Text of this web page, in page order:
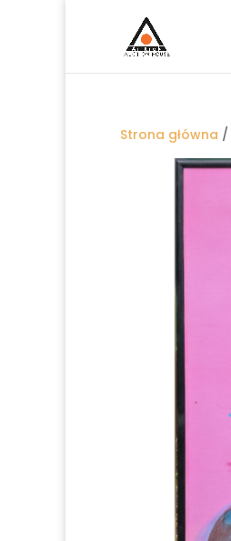
Strona główna /